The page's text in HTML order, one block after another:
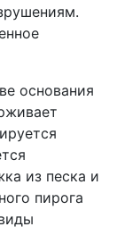
основания
из песка и
пирога